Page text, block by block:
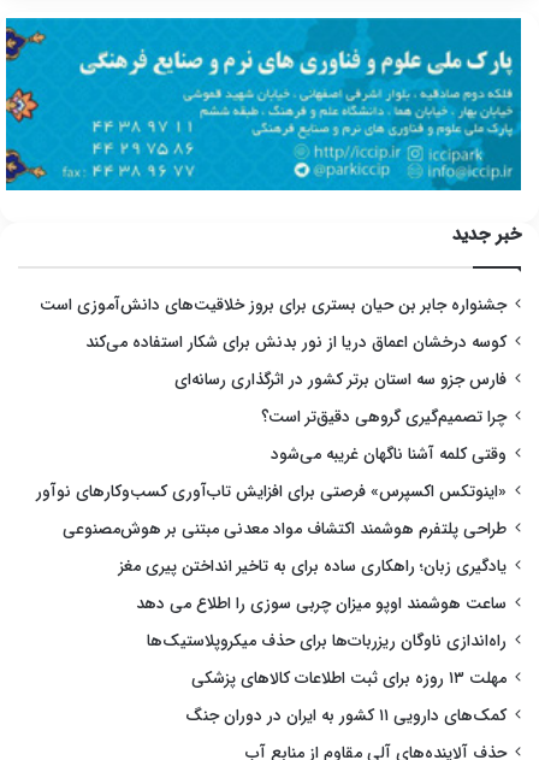
خبر جدید
جشنواره جابر بن حیان بستری برای بروز خلاقیت‌های دانش‌آموزی است
کوسه درخشان اعماق دریا از نور بدنش برای شکار استفاده می‌کند
فارس جزو سه استان برتر کشور در اثرگذاری رسانه‌ای
چرا تصمیم‌گیری گروهی دقیق‌تر است؟
وقتی کلمه آشنا ناگهان غریبه می‌شود
«اینوتکس اکسپرس» فرصتی برای افزایش تاب‌آوری کسب‌وکارهای نوآور
طراحی پلتفرم هوشمند اکتشاف مواد معدنی مبتنی بر هوش‌مصنوعی
یادگیری زبان؛ راهکاری ساده برای به تاخیر انداختن پیری مغز
ساعت هوشمند اوپو میزان چربی سوزی را اطلاع می دهد
راه‌اندازی ناوگان ریزربات‌ها برای حذف میکروپلاستیک‌ها
مهلت ۱۳ روزه برای ثبت اطلاعات کالاهای پزشکی
کمک‌های دارویی ۱۱ کشور به ایران در دوران جنگ
حذف آلاینده‌های آلی مقاوم از منابع آب